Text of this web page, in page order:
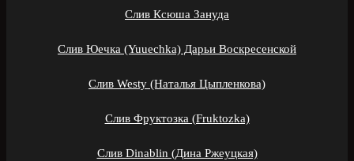
Слив Ксюша Зануда
Слив Юечка (Yuuechka) Дарьи Воскресенской
Слив Westy (Наталья Цыпленкова)
Слив Фруктозка (Fruktozka)
Слив Dinablin (Дина Ржеуцкая)